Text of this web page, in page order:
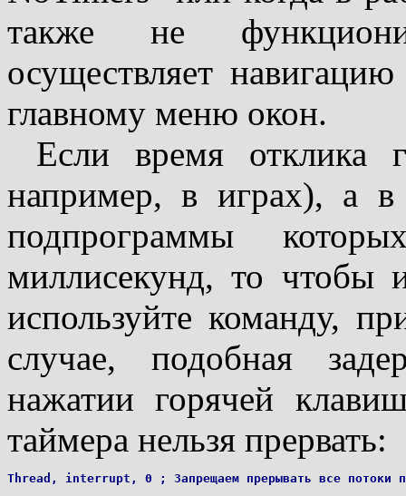
также не
осуществляет
главному меню окон.
Если время отклика
например, в играх), а в
подпрограммы
миллисекунд, то чтобы
используйте команду,
случае, подобная
нажатии горячей
таймера нельзя прервать: